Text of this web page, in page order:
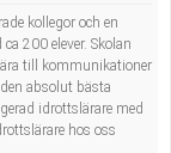
kollegor och en
200 elever. Skolan
till kommunikationer
absolut bästa
idrottslärare med
hos oss